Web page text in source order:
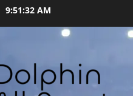
9:51:34 AM